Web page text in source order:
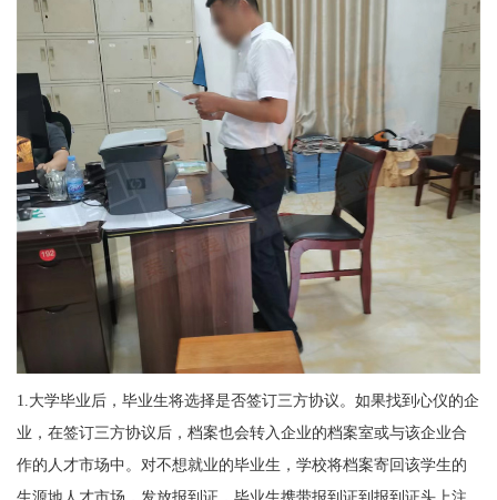
1 大学毕业后，毕业生将选择是否签订三方协议。如果找到心仪的企
业，在签订三方协议后，档案也会转入企业的档案室或与该企业合
作的人才市场中。对不想就业的毕业生，学校将档案寄回该学生的